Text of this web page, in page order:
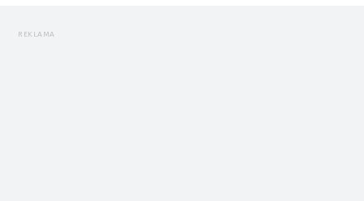
REKLAMA